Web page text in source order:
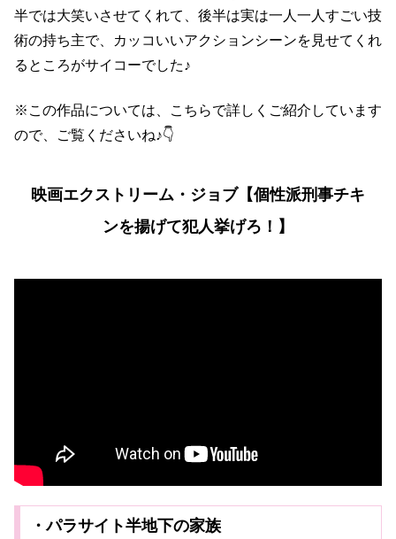
半では大笑いさせてくれて、後半は実は一人一人すごい技
術の持ち主で、カッコいいアクションシーンを見せてくれ
るところがサイコーでした♪
※この作品については、こちらで詳しくご紹介しています
ので、ご覧くださいね♪👇
映画エクストリーム・ジョブ【個性派刑事チキ
ンを揚げて犯人挙げろ！】
・パラサイト半地下の家族